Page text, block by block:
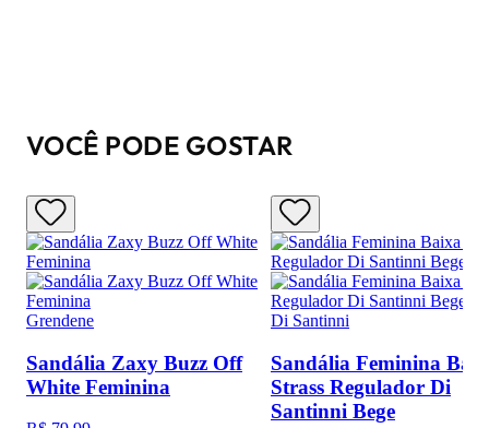
VOCÊ PODE GOSTAR
Grendene
Sandália Zaxy Buzz Off
White Feminina
Di Santinni
Sandália Feminina
Strass Regulador Di
Santinni Bege